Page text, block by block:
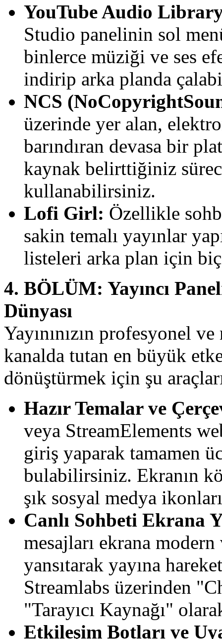
YouTube Audio
Studio panelinin sol
binlerce müziği ve ses
indirip arka planda
NCS
üzerinde yer alan,
barındıran devasa bir
kaynak belirttiğiniz
kullanabilirsiniz.
Lofi Girl: Özellikle
sakin temalı yayınlar
listeleri arka plan için
4. BÖLÜM: Yayıncı
Dünyası
Yayınınızın profesyonel
kanalda tutan en büyük
dönüştürmek için şu
Hazır Temalar ve
veya StreamElements
giriş yaparak tamamen
bulabilirsiniz. Ekranın
şık sosyal medya
Canlı Sohbeti Ekrana
mesajları ekrana
yansıtarak yayına
Streamlabs üzerinden
"Tarayıcı Kaynağı"
Etkileşim Botları ve